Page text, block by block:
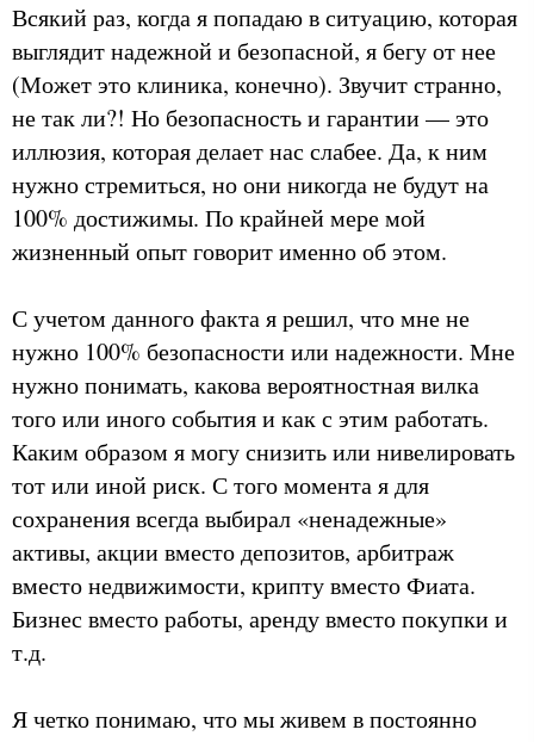
Всякий раз, когда я попадаю в ситуацию, которая
выглядит надежной и безопасной, я бегу от нее
(Может это клиника, конечно). Звучит странно,
не так ли?! Но безопасность и гарантии — это
иллюзия, которая делает нас слабее. Да, к ним
нужно стремиться, но они никогда не будут на
100% достижимы. По крайней мере мой
жизненный опыт говорит именно об этом.
С учетом данного факта я решил, что мне не
нужно 100% безопасности или надежности. Мне
нужно понимать, какова вероятностная вилка
того или иного события и как с этим работать.
Каким образом я могу снизить или нивелировать
тот или иной риск. С того момента я для
сохранения всегда выбирал «ненадежные»
активы, акции вместо депозитов, арбитраж
вместо недвижимости, крипту вместо Фиата.
Бизнес вместо работы, аренду вместо покупки и
т.д.
Я четко понимаю, что мы живем в постоянно